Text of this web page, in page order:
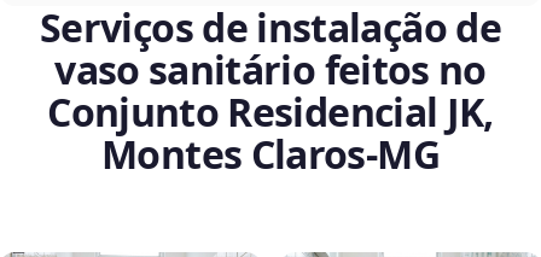
Serviços de instalação de
vaso sanitário feitos no
Conjunto Residencial JK,
Montes Claros‑MG